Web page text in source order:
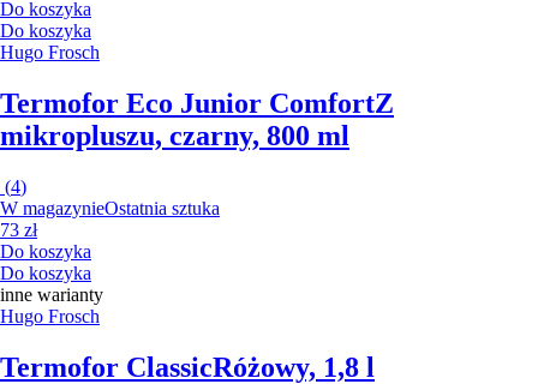
Do koszyka
Do koszyka
Hugo Frosch
Termofor Eco Junior ComfortZ
mikropluszu, czarny, 800 ml
(4)
W magazynieOstatnia sztuka
73 zł
Do koszyka
Do koszyka
inne warianty
Hugo Frosch
Termofor ClassicRóżowy, 1,8 l